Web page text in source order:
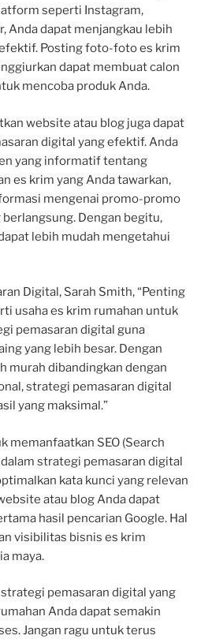
seperti Instagram,
Anda dapat menjangkau lebih
Posting foto-foto es krim
dapat membuat calon
mencoba produk Anda.
website atau blog juga dapat
digital yang efektif. Anda
yang informatif tentang
es krim yang Anda tawarkan,
mengenai promo-promo
Dengan begitu,
lebih mudah mengetahui
Digital, Sarah Smith, “Penting
usaha es krim rumahan untuk
pemasaran digital guna
yang lebih besar. Dengan
murah dibandingkan dengan
strategi pemasaran digital
yang maksimal.”
memanfaatkan SEO (Search
strategi pemasaran digital
kata kunci yang relevan
atau blog Anda dapat
hasil pencarian Google. Hal
visibilitas bisnis es krim
maya.
pemasaran digital yang
Anda dapat semakin
Jangan ragu untuk terus